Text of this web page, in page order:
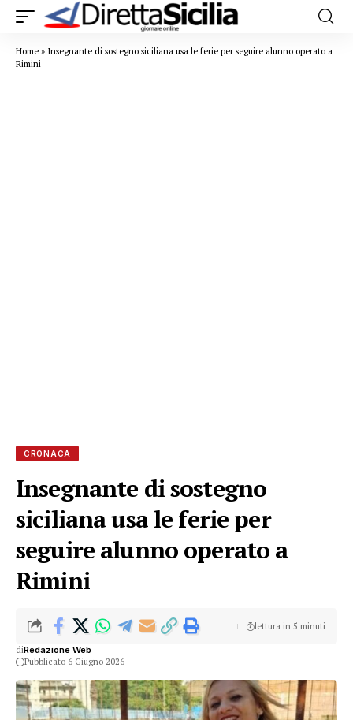
Home » Insegnante di sostegno siciliana usa le ferie per seguire alunno operato a
Rimini
CRONACA
Insegnante di sostegno
siciliana usa le ferie per
seguire alunno operato a
Rimini
diRedazione Web
Pubblicato 6 Giugno 2026
lettura in 5 minuti